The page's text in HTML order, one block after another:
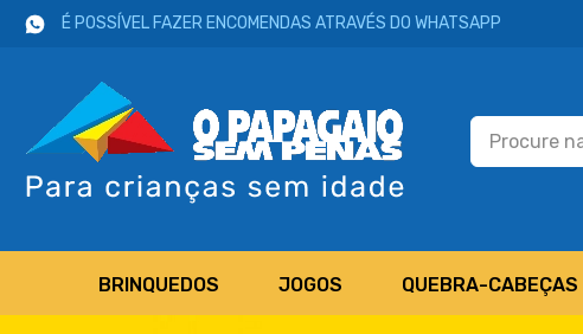
É POSSÍVEL FAZER ENCOMENDAS ATRAVÉS DO WHATSAPP
BRINQUEDOS JOGOS QUEBRA-CABEÇAS